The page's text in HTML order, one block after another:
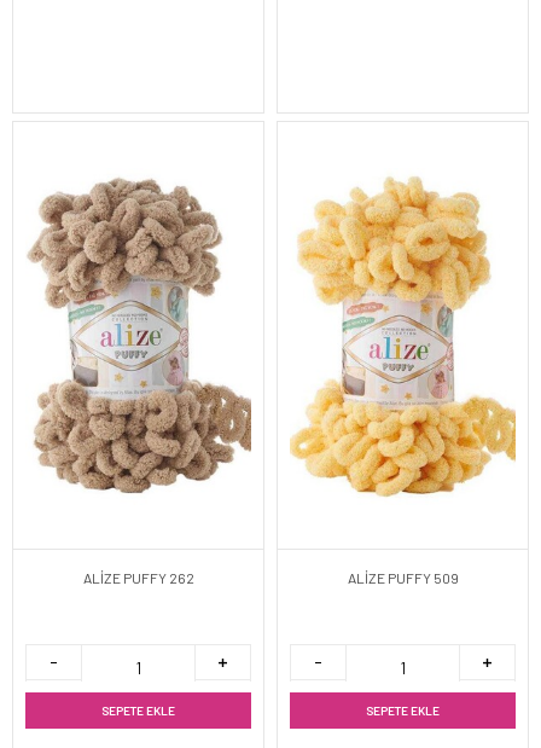
ALİZE PUFFY 262
SEPETE EKLE
ALİZE PUFFY 509
SEPETE EKLE